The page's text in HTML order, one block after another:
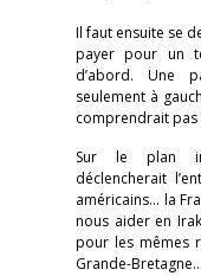
Il faut ensuite se
payer pour un
d’abord. Une
seulement à
comprendrait pas
Sur le plan
déclencherait
américains… la
nous aider en
pour les mêmes
Grande-Bretagne…